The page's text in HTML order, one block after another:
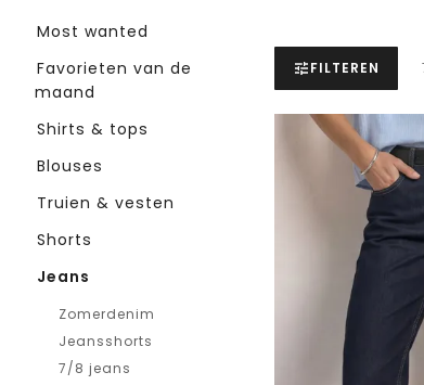
Most wanted
Favorieten van de
maand
Shirts & tops
Blouses
Truien & vesten
Shorts
Jeans
Zomerdenim
Jeansshorts
7/8 jeans
FILTEREN